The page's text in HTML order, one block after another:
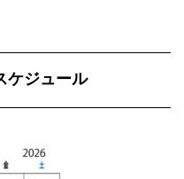
ケジュール